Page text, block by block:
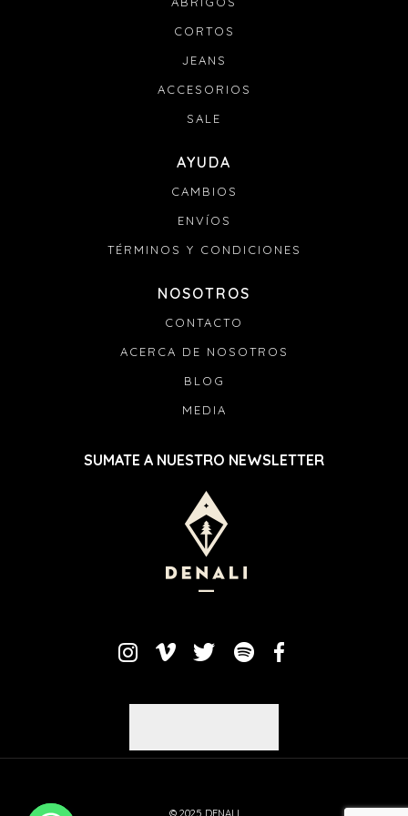
Envianos un mail a info@denali.com.uy con el numero
de pedido y el numero de guía para que podamos
CORTOS
JEANS
ACCESORIOS
SALE
AYUDA
CAMBIOS
ENVÍOS
TÉRMINOS Y CONDICIONES
NOSOTROS
CONTACTO
ACERCA DE NOSOTROS
BLOG
MEDIA
SUMATE A NUESTRO NEWSLETTER
© 2025 DENALI